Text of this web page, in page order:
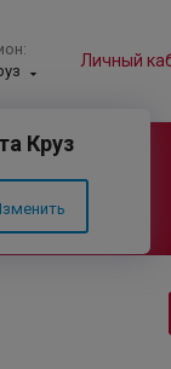
Личный
Круз